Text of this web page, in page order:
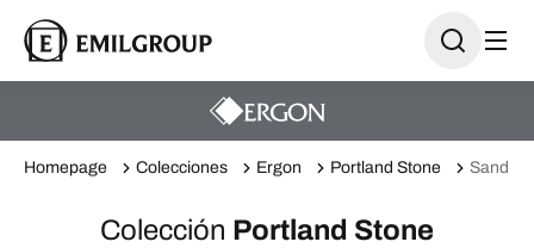
Homepage Colecciones Ergon Portland Stone Sand
Colección Portland Stone